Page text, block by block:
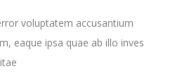
voluptatem accusantium
eaque ipsa quae ab illo inves